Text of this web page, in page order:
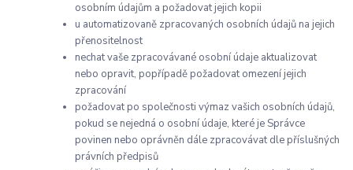
osobním údajům a požadovat jejich kopii
u automatizovaně zpracovaných osobních údajů na jejich
přenositelnost
nechat vaše zpracovávané osobní údaje aktualizovat
nebo opravit, popřípadě požadovat omezení jejich
zpracování
požadovat po společnosti výmaz vašich osobních údajů,
pokud se nejedná o osobní údaje, které je Správce
povinen nebo oprávněn dále zpracovávat dle příslušných
právních předpisů